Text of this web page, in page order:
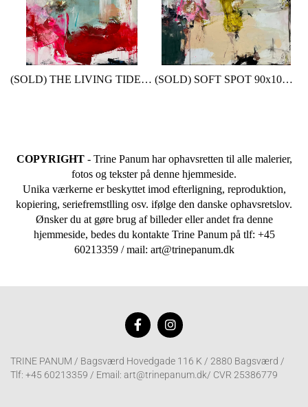
(SOLD) THE LIVING TIDE 70x90 cm (SOLD) SOFT SPOT 90x100 cm
COPYRIGHT - Trine Panum har ophavsretten til alle malerier,
fotos og tekster på denne hjemmeside.
Unika værkerne er beskyttet imod efterligning, reproduktion,
kopiering, seriefremstlling osv. ifølge den danske ophavsretslov.
Ønsker du at gøre brug af billeder eller andet fra denne
hjemmeside, bedes du kontakte Trine Panum på tlf: +45
60213359 / mail: art@trinepanum.dk
TRINE PANUM / Bagsværd Hovedgade 116 K / 2880 Bagsværd /
Tlf: +45 60213359 / Email: art@trinepanum.dk/ CVR 25386779